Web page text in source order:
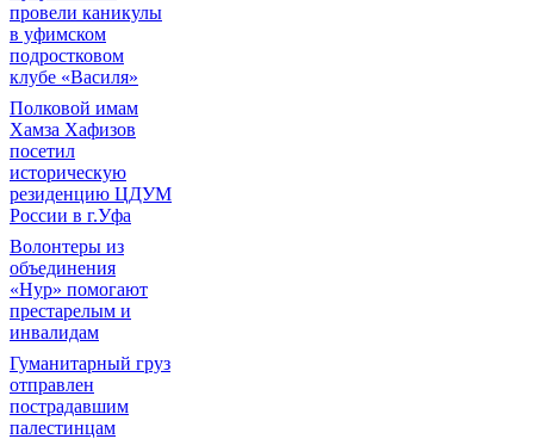
провели каникулы
в уфимском
подростковом
клубе «Василя»
Полковой имам
Хамза Хафизов
посетил
историческую
резиденцию ЦДУМ
России в г.Уфа
Волонтеры из
объединения
«Нур» помогают
престарелым и
инвалидам
Гуманитарный груз
отправлен
пострадавшим
палестинцам